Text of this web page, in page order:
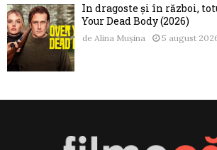
În dragoste și în război,
Your Dead Body (2026)
de Alina Mușina 5 august